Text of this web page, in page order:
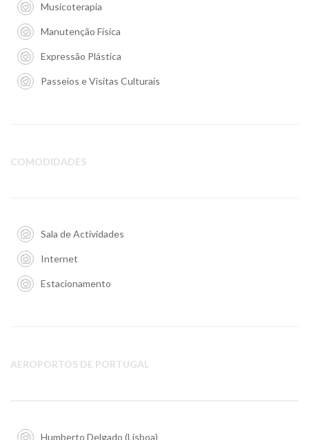
Musicoterapia
Manutenção Física
Expressão Plástica
Passeios e Visitas Culturais
COMODIDADES
Sala de Actividades
Internet
Estacionamento
AEROPORTOS DE PORTUGAL
Humberto Delgado (Lisboa)